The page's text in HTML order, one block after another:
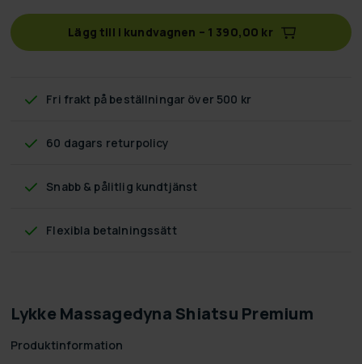
Lägg till i kundvagnen – 1 390,00 kr
Fri frakt på beställningar över 500 kr
60 dagars returpolicy
Snabb & pålitlig kundtjänst
Flexibla betalningssätt
Lykke Massagedyna Shiatsu Premium
Produktinformation